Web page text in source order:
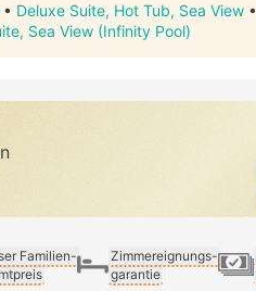
• Deluxe Suite, Hot Tub, Sea View •
Sea View (Infinity Pool)
Familien-
Zimmereignungs-
garantie